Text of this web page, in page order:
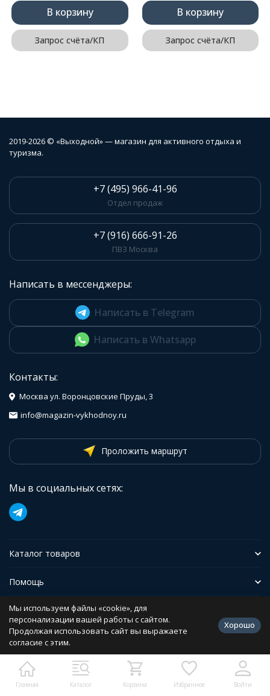
В корзину
Запрос счёта/КП
В корзину
Запрос счёта/КП
Главная Каталог Корзина Избранное Войти
2019-2026 © «Выходной» — магазин для активного отдыха и
туризма.
+7 (495) 966-41-96
Отдел продаж
+7 (916) 666-91-26
ПВЗ Москва
Написать в мессенджеры:
Написать в Telegram
Написать в Whatsapp
Контакты:
Москва ул. Воронцовские Пруды, 3
info@magazin-vykhodnoy.ru
Проложить маршрут
Мы в социальных сетях:
Каталог товаров
Помощь
Иформация
Политика персональных данных
Разработано в
bodysite.ru
Мы используем файлы «cookie», для
персонализации вашей работы с сайтом.
Продолжая использовать сайт вы выражаете
согласие с этим.
Хорошо